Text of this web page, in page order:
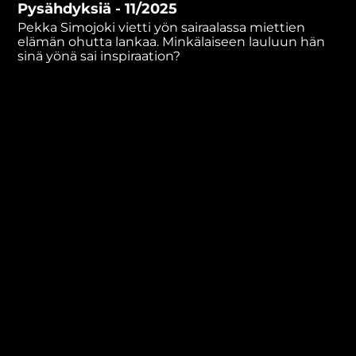
minutes,
22
seconds
Pysähdyksiä - 11/2025
Pekka Simojoki vietti yön sairaalassa miettien
elämän ohutta lankaa. Minkälaiseen lauluun hän
sinä yönä sai inspiraation?